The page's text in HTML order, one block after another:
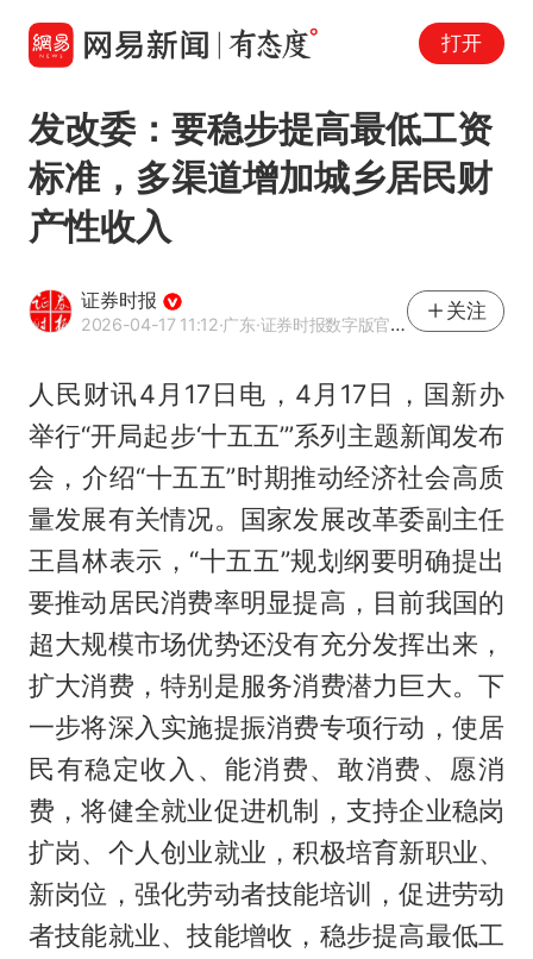
打开
发改委：要稳步提高最低工资
标准，多渠道增加城乡居民财
产性收入
证券时报
2026-04-17 11:12·广东·证券时报数字版官方网易号
关注
人民财讯4月17日电，4月17日，国新办
举行“开局起步‘十五五’”系列主题新闻发布
会，介绍“十五五”时期推动经济社会高质
量发展有关情况。国家发展改革委副主任
王昌林表示，“十五五”规划纲要明确提出
要推动居民消费率明显提高，目前我国的
超大规模市场优势还没有充分发挥出来，
扩大消费，特别是服务消费潜力巨大。下
一步将深入实施提振消费专项行动，使居
民有稳定收入、能消费、敢消费、愿消
费，将健全就业促进机制，支持企业稳岗
扩岗、个人创业就业，积极培育新职业、
新岗位，强化劳动者技能培训，促进劳动
者技能就业、技能增收，稳步提高最低工